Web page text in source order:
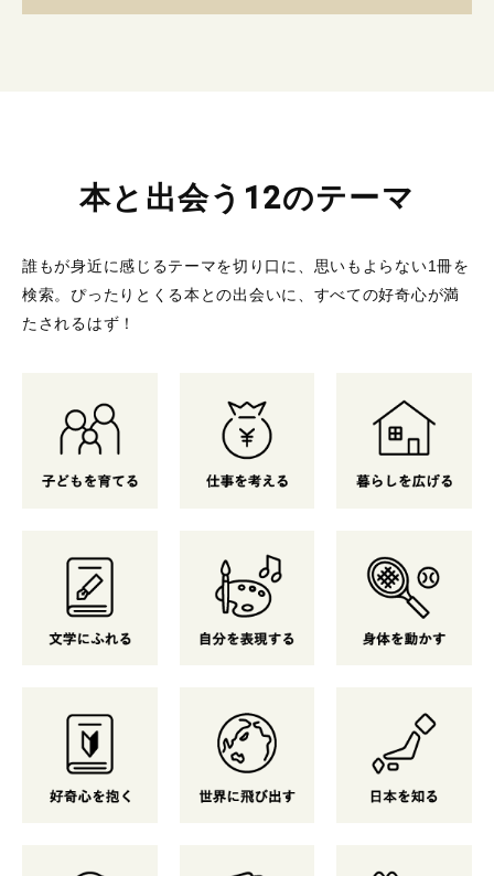
本と出会う12のテーマ
誰もが身近に感じるテーマを切り口に、思いもよらない1冊を
検索。 ぴったりとくる本との出会いに、すべての好奇心が満
たされるはず！